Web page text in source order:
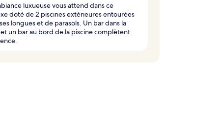
luxueuse vous attend dans ce
doté de 2 piscines extérieures entourées
longues et de parasols. Un bar dans la
un bar au bord de la piscine complètent